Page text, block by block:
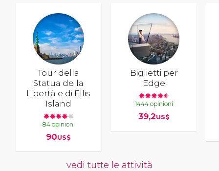
Tour della
Statua della
Libertà e di Ellis
Island
84 opinioni
90US$
Biglietti per
Edge
1444 opinioni
39,2US$
vedi tutte le attività